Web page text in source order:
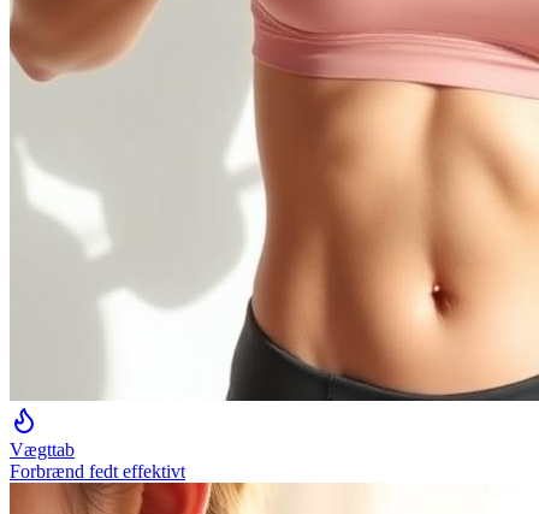
Vægttab
Forbrænd fedt effektivt